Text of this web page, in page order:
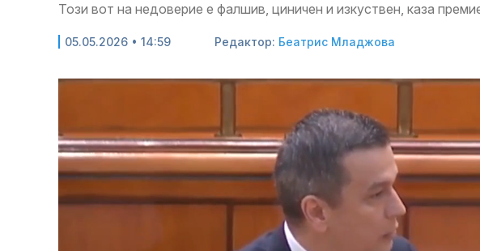
Този вот на недоверие е фалшив, циничен и изкуствен, каза
05.05.2026 • 14:59 Редактор: Беатрис Младжова